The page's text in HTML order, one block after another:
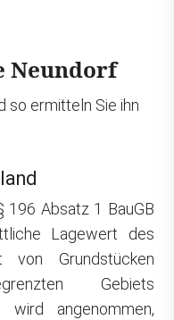
Neundorf
so ermitteln Sie ihn
Absatz 1 BauGB
Lagewert des
Grundstücken
Gebiets
wird angenommen,